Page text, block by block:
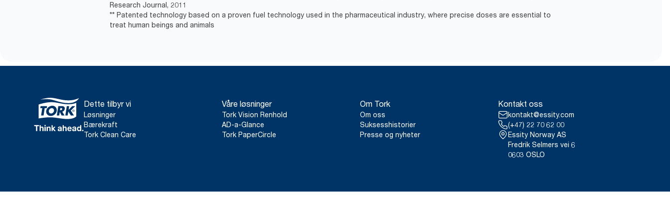
Research Journal, 2011
** Patented technology based on a proven fuel technology used in the pharmaceutical industry, where precise doses are essential to
treat human beings and animals
Dette tilbyr vi
Løsninger
Bærekraft
Tork Clean Care
Våre løsninger
Tork Vision Renhold
AD-a-Glance
Tork PaperCircle
Om Tork
Om oss
Suksesshistorier
Presse og nyheter
Kontakt oss
kontakt@essity.com
(+47) 22 70 62 00
Essity Norway AS
Fredrik Selmers vei 6
0603 OSLO